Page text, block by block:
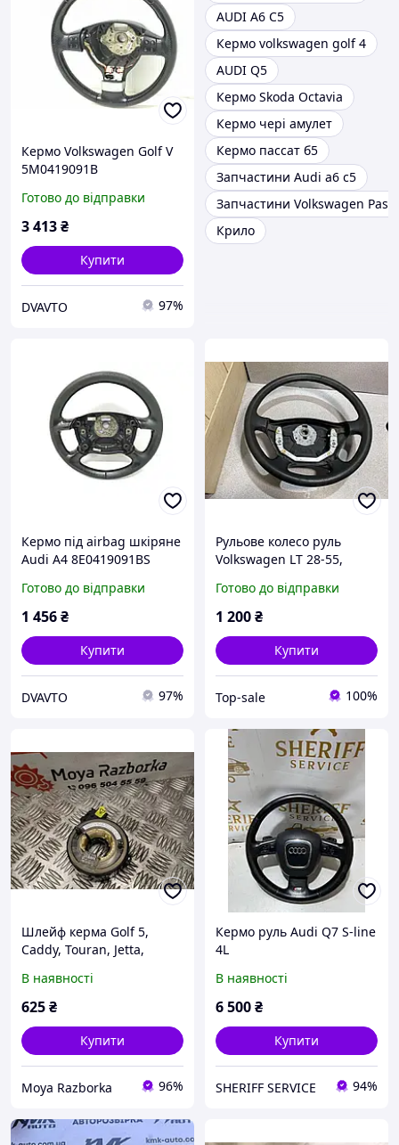
Кермо Volkswagen Golf V
5M0419091B
Готово до відправки
3 413₴
Купити
DVAVTO 97%
AUDI A6 C5
Кермо volkswagen golf 4
AUDI Q5
Кермо Skoda Octavia
Кермо чері амулет
Кермо пассат б5
Запчастини Audi a6 c5
Запчастини Volkswagen
Крило
Кермо під airbag шкіряне
Audi A4 8E0419091BS
Готово до відправки
1 456₴
Купити
DVAVTO 97%
Рульове колесо руль
Volkswagen LT 28-55,
2006, 2D0419091
Готово до відправки
1 200₴
Купити
Top-sale 100%
Шлейф керма Golf 5,
Caddy, Touran, Jetta,
В наявності
625₴
Купити
Moya Razborka 96%
Кермо руль Audi Q7 S-line
4L
В наявності
6 500₴
Купити
SHERIFF SERVICE 94%